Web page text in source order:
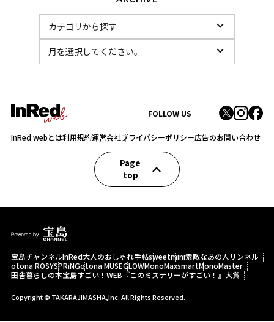
FOLLOW US
InRed webとは利用規約運営会社プライバシーポリシー広告のお問い合わせ
Page
top
宝島チャンネルInRed大人のおしゃれ手帖sweetmini素敵なあの人 リンネル
otona ROSYSPRiNGotona MUSEGLOWMonoMaxsmartMonoMaster
田舎暮らしの本宝島すごい！WEB 『このミステリーがすごい！』大賞
Copyright © TAKARAJIMASHA,Inc. All Rights Reserved.